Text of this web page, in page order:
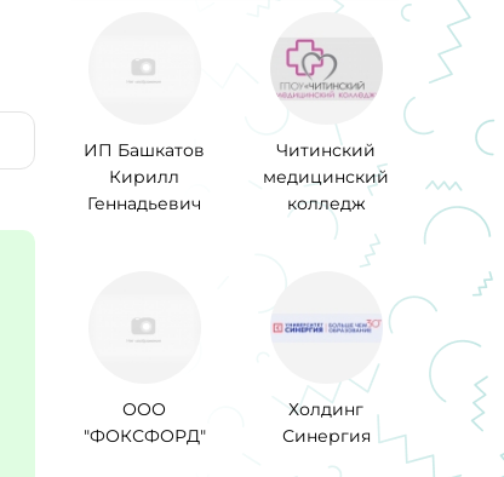
ИП Башкатов
Кирилл
Геннадьевич
Читинский
медицинский
колледж
ООО
"ФОКСФОРД"
Холдинг
Синергия